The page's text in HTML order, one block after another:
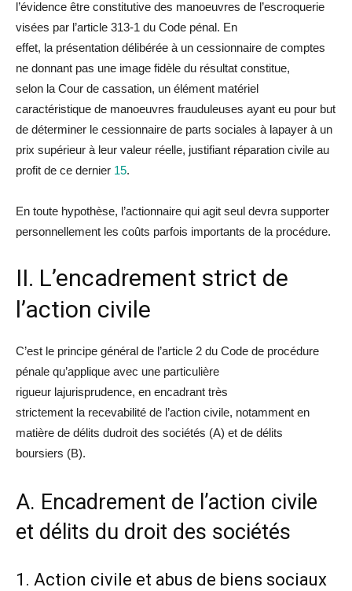
l’évidence être constitutive des manoeuvres de l’escroquerie
visées par l’article 313-1 du Code pénal. En
effet, la présentation délibérée à un cessionnaire de comptes
ne donnant pas une image fidèle du résultat constitue,
selon la Cour de cassation, un élément matériel
caractéristique de manoeuvres frauduleuses ayant eu pour but
de déterminer le cessionnaire de parts sociales à lapayer à un
prix supérieur à leur valeur réelle, justifiant réparation civile au
profit de ce dernier 15.
En toute hypothèse, l’actionnaire qui agit seul devra supporter
personnellement les coûts parfois importants de la procédure.
II. L’encadrement strict de
l’action civile
C’est le principe général de l’article 2 du Code de procédure
pénale qu’applique avec une particulière
rigueur lajurisprudence, en encadrant très
strictement la recevabilité de l’action civile, notamment en
matière de délits dudroit des sociétés (A) et de délits
boursiers (B).
A. Encadrement de l’action civile
et délits du droit des sociétés
1. Action civile et abus de biens sociaux